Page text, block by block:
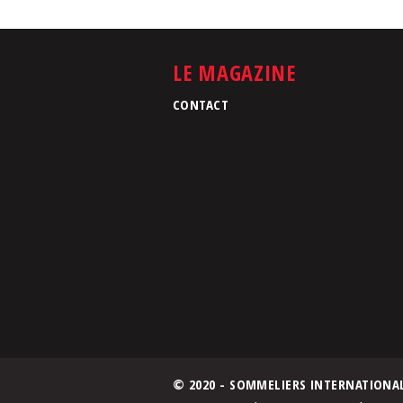
LE MAGAZINE
CONTACT
© 2020 - SOMMELIERS